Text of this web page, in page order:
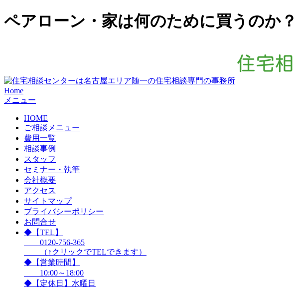
ペアローン・家は何のために買うのか？
Home
メニュー
HOME
ご相談メニュー
費用一覧
相談事例
スタッフ
セミナー・執筆
会社概要
アクセス
サイトマップ
プライバシーポリシー
お問合せ
◆【TEL】
0120-756-365
（↑クリックでTELできます）
◆【営業時間】
10:00～18:00
◆【定休日】水曜日